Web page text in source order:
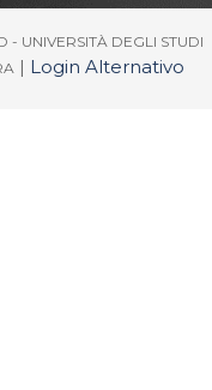
- UNIVERSITÀ DEGLI STUDI
| Login Alternativo